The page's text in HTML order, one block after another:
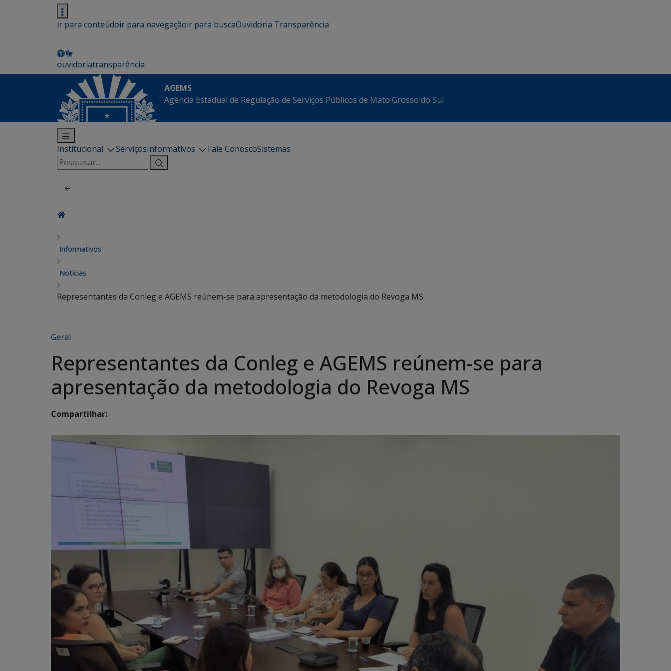
ir para conteúdoir para navegaçãoir para buscaOuvidoria Transparência
ouvidoriatransparência
AGEMS
Agência Estadual de Regulação de Serviços Públicos de Mato Grosso do Sul
Institucional ServiçosInformativos Fale ConoscoSistemas
Pesquisar
por:
Informativos
Notícias
Representantes da Conleg e AGEMS reúnem-se para apresentação da metodologia do Revoga MS
Geral
Representantes da Conleg e AGEMS reúnem-se para
apresentação da metodologia do Revoga MS
Compartilhar: